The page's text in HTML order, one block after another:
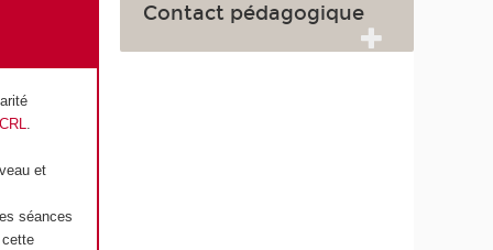
.
et
séances
cette
Contact pédagogique